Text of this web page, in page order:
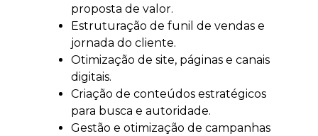
proposta de valor.
Estruturação de funil de vendas e
jornada do cliente.
Otimização de site, páginas e canais
digitais.
Criação de conteúdos estratégicos
para busca e autoridade.
Gestão e otimização de campanhas